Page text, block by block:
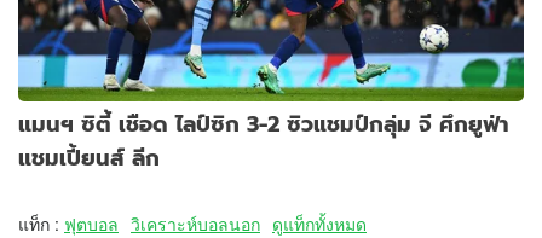
แมนฯ ซิตี้ เชือด ไลป์ซิก 3-2 ซิวแชมป์กลุ่ม จี ศึกยูฟ่า
แชมเปี้ยนส์ ลีก
แท็ก : ฟุตบอล วิเคราะห์บอลนอก ดูแท็กทั้งหมด